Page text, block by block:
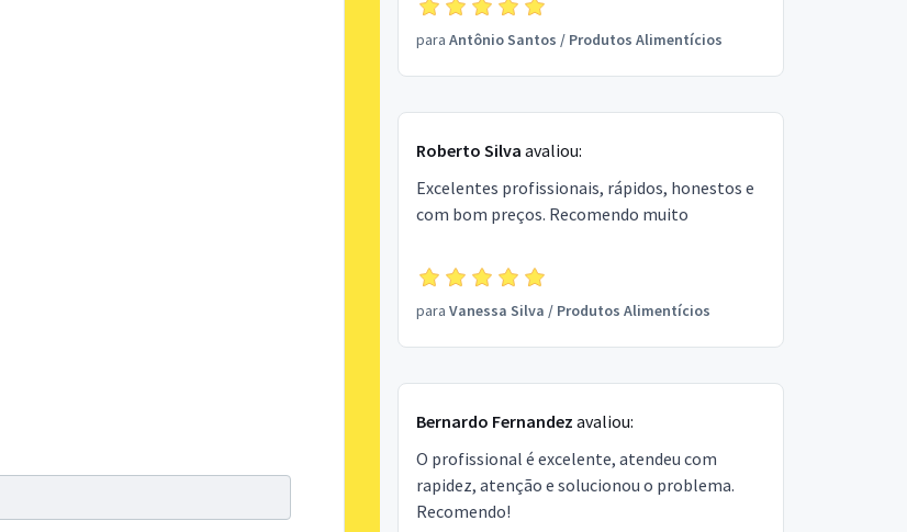
para Antônio Santos / Produtos Alimentícios
Roberto Silva avaliou:
Excelentes profissionais, rápidos, honestos e
com bom preços. Recomendo muito
para Vanessa Silva / Produtos Alimentícios
Bernardo Fernandez avaliou:
O profissional é excelente, atendeu com
rapidez, atenção e solucionou o problema.
Recomendo!